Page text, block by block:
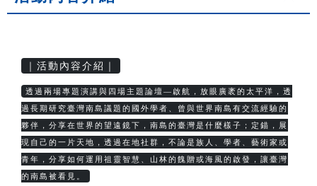
｜活動內容介紹｜
透過兩場專題演講與四場主題論壇—啟航，放眼廣袤的太平洋，透
過長期研究臺灣南島議題的國外學者、曾與世界南島有交流經驗的
夥伴，分享在世界的望遠鏡下，南島的臺灣是什麼樣子；定錨，展
現自己的一片天地，透過在地社群，不論是族人、學者、藝術家或
青年，分享如何運用祖靈智慧、山林的餽贈或海風的啟發，讓臺灣
的南島被看見。